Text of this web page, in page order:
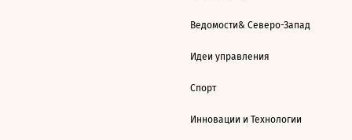
Ведомости& Северо-Запад
Идеи управления
Спорт
Инновации и Технологии